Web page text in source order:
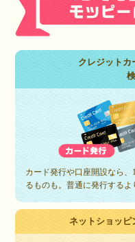
クレジットカ
カード発行や口座開設なら、
るものも。普通に発行するよ
ネットショッピ